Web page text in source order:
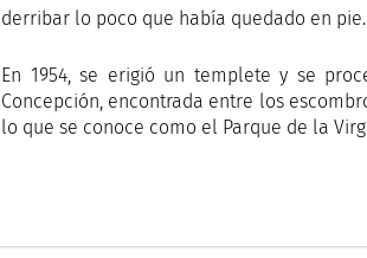
derribar lo poco que había quedado en pie.
En 1954, se erigió un templete y se
Concepción, encontrada entre los
lo que se conoce como el Parque de la